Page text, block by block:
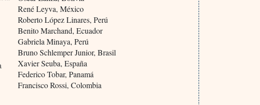
René Leyva, México
Roberto López Linares, Perú
Benito Marchand, Ecuador
Gabriela Minaya, Perú
Bruno Schlemper Junior, Brasil
Xavier Seuba, España
Federico Tobar, Panamá
Francisco Rossi, Colombia